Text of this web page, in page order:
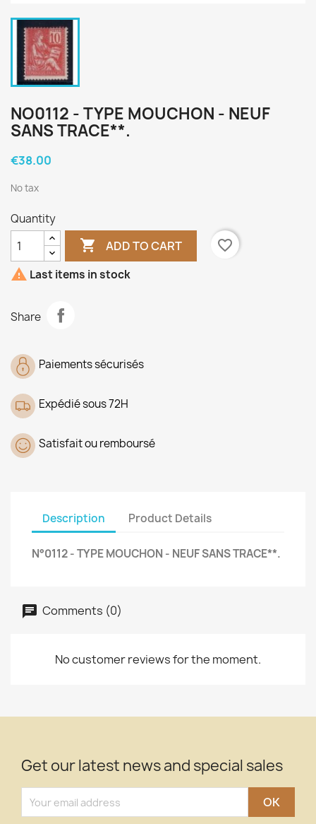
NO0112 - TYPE MOUCHON - NEUF
SANS TRACE**.
€38.00
No tax
Quantity
 ADD TO CART
favorite_border
 Last items in stock
Share
Paiements sécurisés
Expédié sous 72H
Satisfait ou remboursé
Description Product Details
N°0112 - TYPE MOUCHON - NEUF SANS TRACE**.
Comments (0)
No customer reviews for the moment.
Get our latest news and special sales